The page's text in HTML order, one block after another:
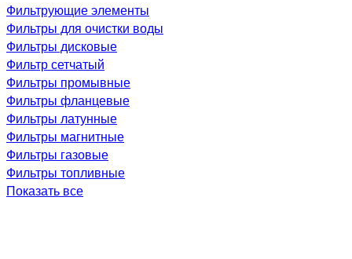
Фильтрующие элементы
Фильтры для очистки воды
Фильтры дисковые
Фильтр сетчатый
Фильтры промывные
Фильтры фланцевые
Фильтры латунные
Фильтры магнитные
Фильтры газовые
Фильтры топливные
Показать все